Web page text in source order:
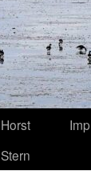
Horst
Stern